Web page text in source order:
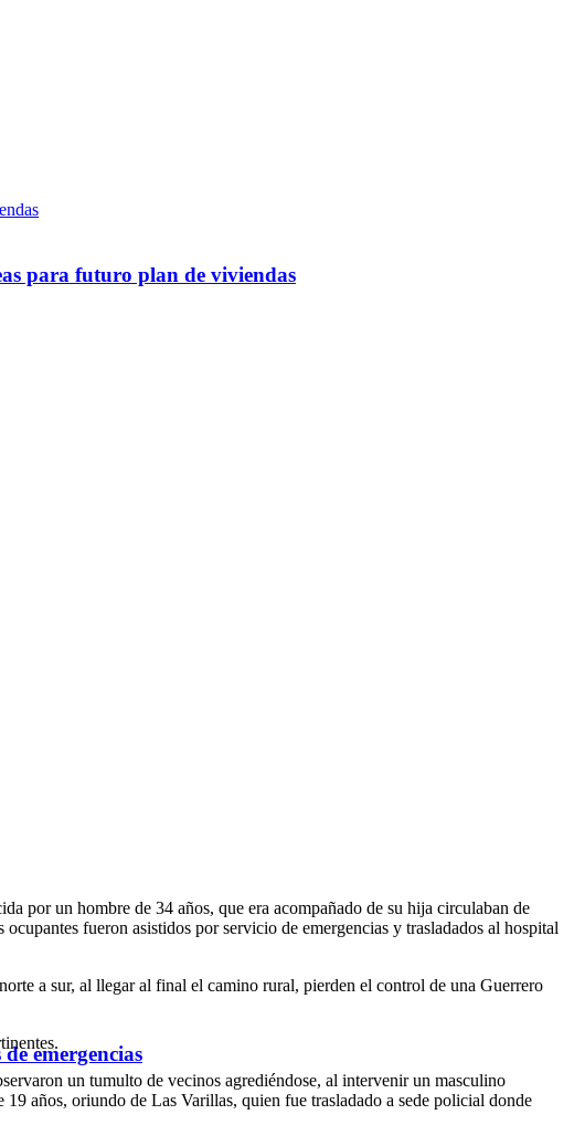
para futuro plan de viviendas
emergencias
por un hombre de 34 años, que era acompañado de su hija circulaban de
fueron asistidos por servicio de emergencias y trasladados al hospital
a sur, al llegar al final el camino rural, pierden el control de una Guerrero
un tumulto de vecinos agrediéndose, al intervenir un masculino
años, oriundo de Las Varillas, quien fue trasladado a sede policial donde